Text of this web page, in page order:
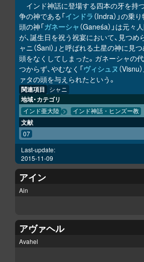
インド神話に登場する四本の牙を持
争の神である「インドラ （Indra）」の乗
頭の神「ガネーシャ（Ganeśa）」は元
が、誕生日を祝う祝宴において、見つめ
ャニ（Śani）」と呼ばれる土星の神に見
頭をなくしてしまった。ガネーシャの
つからず、やむなく「ヴィシュヌ （Visnu
ァタの頭を与えられたという。
関連項目 シャニ
地域・カテゴリ
インド亜大陸 インド神話・ヒンズー教
文献
07
Last-update:
2015-11-09
アイン
Ain
アヴァヘル
Avahel